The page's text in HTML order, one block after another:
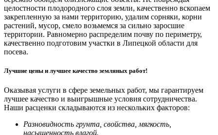
целостности плодородного слоя земли, качественно вскопаем
закрепленную за нами территорию, удалим сорняки, корни
растений, мусор, смело возьмемся за сильно заросшие
территории. Равномерно распределим почву по периметру,
качественно подготовим участки в Липецкой области для
посева.
Лучшие цены и лучшее качество земляных работ!
Оказывая услуги в сфере земельных работ, мы гарантируем
лучшее качество и выигрышные условия сотрудничества.
Наши расценки складываются из нескольких факторов:
Разновидность грунта, свойства, мягкость,
насыщенность влагой.